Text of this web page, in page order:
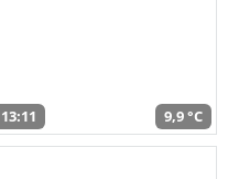
13:11 9,9 °C